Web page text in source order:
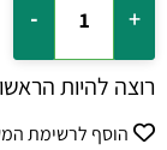
רוצה להיות
הוסף לרשימת